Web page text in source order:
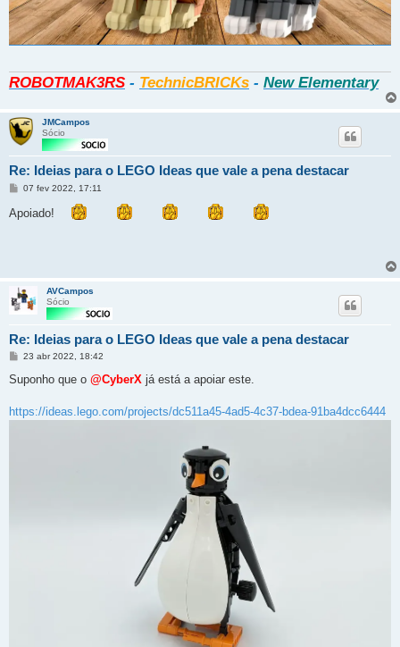
ROBOTMAK3RS - TechnicBRICKs - New Elementary
JMCampos
Sócio
Re: Ideias para o LEGO Ideas que vale a pena destacar
Mensagem
07 fev 2022, 17:11
Apoiado!
AVCampos
Sócio
Re: Ideias para o LEGO Ideas que vale a pena destacar
Mensagem
23 abr 2022, 18:42
Suponho que o @CyberX já está a apoiar este.
https://ideas.lego.com/projects/dc511a45-4ad5-4c37-bdea-91ba4dcc6444